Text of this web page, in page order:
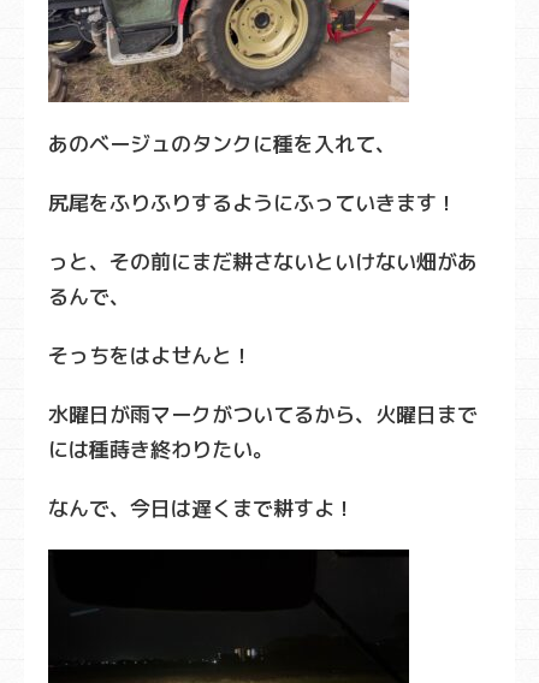
あのベージュのタンクに種を入れて、
尻尾をふりふりするようにふっていきます！
っと、その前にまだ耕さないといけない畑があ
るんで、
そっちをはよせんと！
水曜日が雨マークがついてるから、火曜日まで
には種蒔き終わりたい。
なんで、今日は遅くまで耕すよ！